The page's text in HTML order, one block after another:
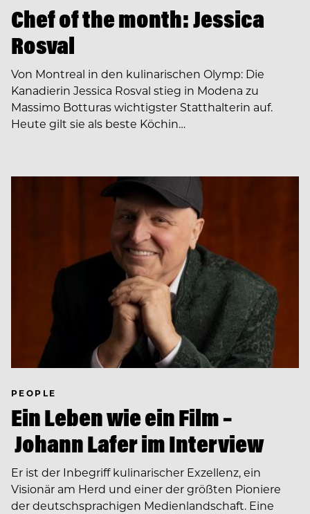
Chef of the month: Jessica
Rosval
Von Montreal in den kulinarischen Olymp: Die
Kanadierin Jessica Rosval stieg in Modena zu
Massimo Botturas wichtigster Statthalterin auf.
Heute gilt sie als beste Köchin…
PEOPLE
Ein Leben wie ein Film –
Johann Lafer im Interview
Er ist der Inbegriff kulinarischer Exzellenz, ein
Visionär am Herd und einer der größten Pioniere
der deutschsprachigen Medienlandschaft. Eine